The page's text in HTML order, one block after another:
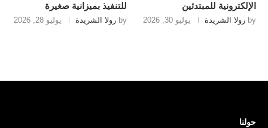
الإلكترونية للمبتدئين
by رولا الشريدة يوليو 30, 2026
للتنفيذ بميزانية صغيرة
by رولا الشريدة يوليو 28, 2026
حولنا